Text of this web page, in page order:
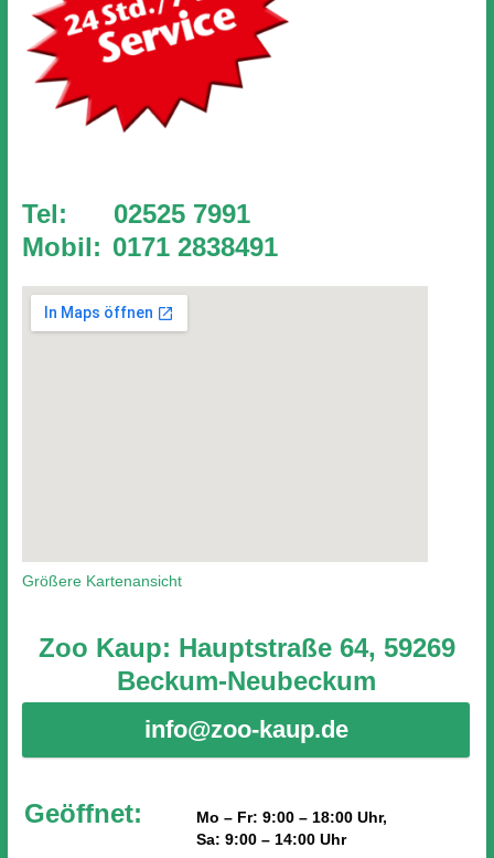
Tel: 02525 7991
Mobil: 0171 2838491
Größere Kartenansicht
Zoo Kaup: Hauptstraße 64, 59269
Beckum-Neubeckum
info@zoo-kaup.de
Geöffnet:
Mo – Fr: 9:00 – 18:00 Uhr,
Sa: 9:00 – 14:00 Uhr